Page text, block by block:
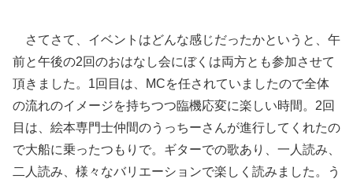
さてさて、イベントはどんな感じだったかというと、午
前と午後の2回のおはなし会にぼくは両方とも参加させて
頂きました。1回目は、MCを任されていましたので全体
の流れのイメージを持ちつつ臨機応変に楽しい時間。2回
目は、絵本専門士仲間のうっちーさんが進行してくれたの
で大船に乗ったつもりで。ギターでの歌あり、一人読み、
二人読み、様々なバリエーションで楽しく読みました。う